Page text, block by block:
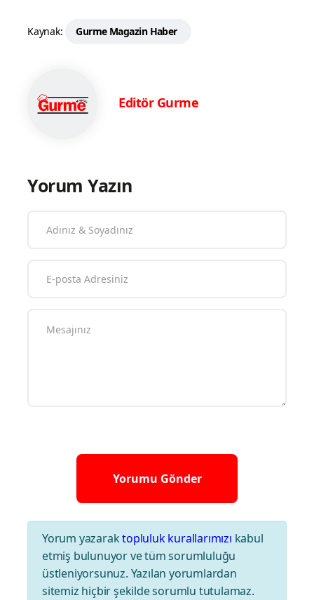
Kaynak: Gurme Magazin Haber
Editör Gurme
Yorum Yazın
Yorum yazaraktopluluk kurallarımızı kabul
etmiş bulunuyor ve tüm sorumluluğu
üstleniyorsunuz. Yazılan yorumlardan
sitemiz hiçbir şekilde sorumlu tutulamaz.